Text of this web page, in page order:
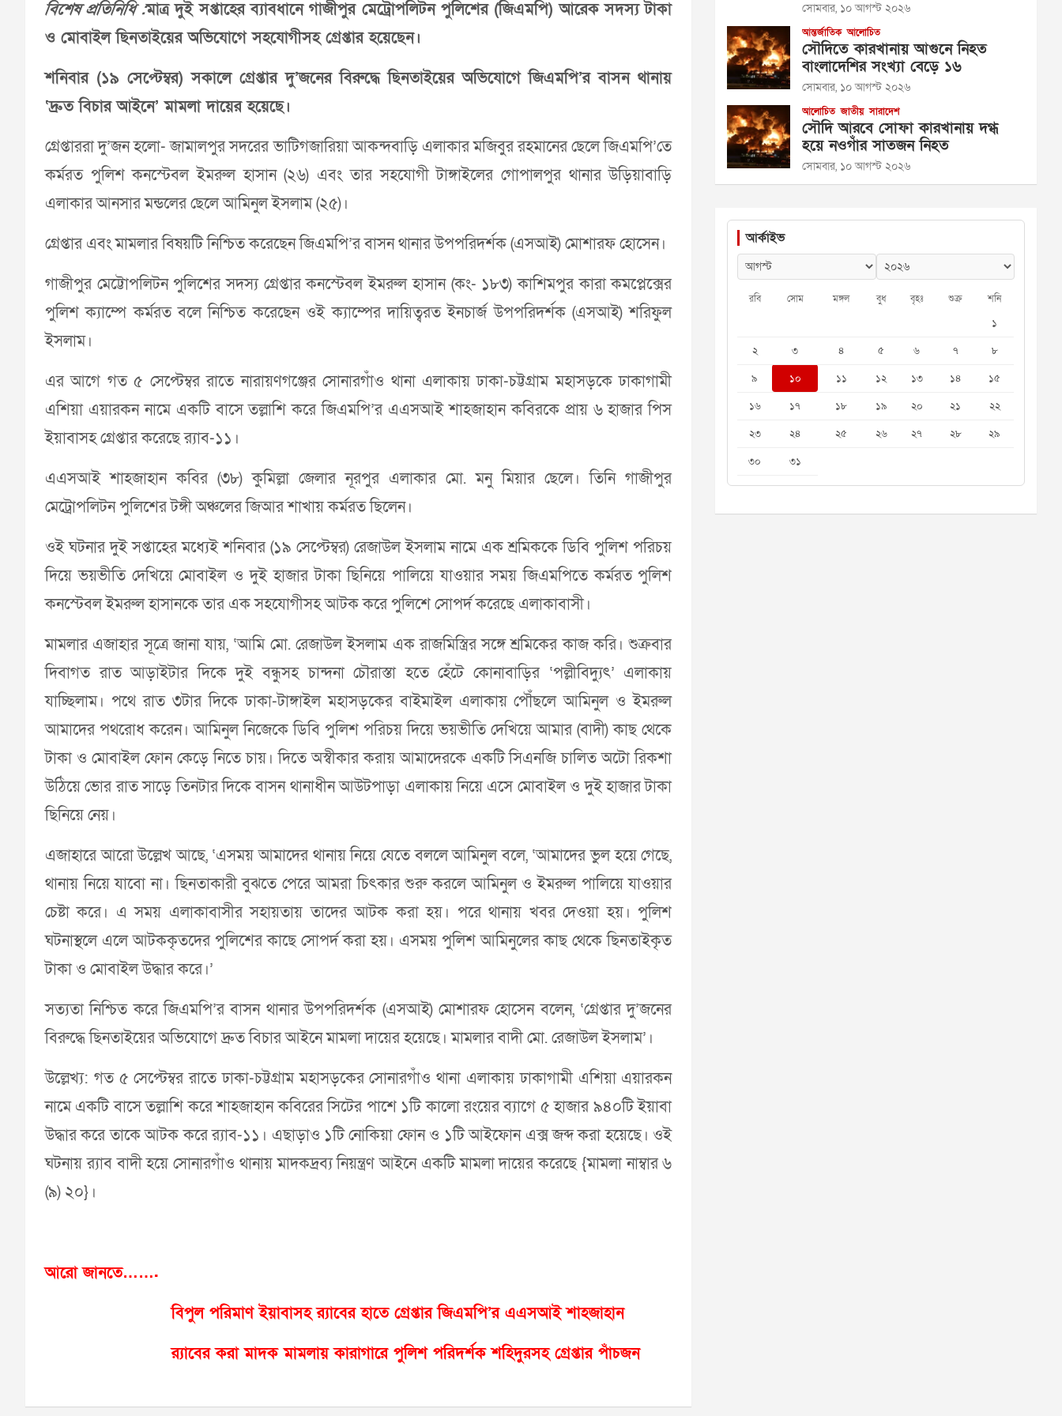
বিশেষ প্রতিনিধি :মাত্র দুই সপ্তাহের ব্যাবধানে গাজীপুর মেট্রোপলিটন পুলিশের (জিএমপি) আরেক সদস্য টাকা
ও মোবাইল ছিনতাইয়ের অভিযোগে সহযোগীসহ গ্রেপ্তার হয়েছেন।
শনিবার (১৯ সেপ্টেম্বর) সকালে গ্রেপ্তার দু’জনের বিরুদ্ধে ছিনতাইয়ের অভিযোগে জিএমপি’র বাসন থানায়
‘দ্রুত বিচার আইনে’ মামলা দায়ের হয়েছে।
গ্রেপ্তাররা দু’জন হলো- জামালপুর সদরের ভাটিগজারিয়া আকন্দবাড়ি এলাকার মজিবুর রহমানের ছেলে জিএমপি’তে
কর্মরত পুলিশ কনস্টেবল ইমরুল হাসান (২৬) এবং তার সহযোগী টাঙ্গাইলের গোপালপুর থানার উড়িয়াবাড়ি
এলাকার আনসার মন্ডলের ছেলে আমিনুল ইসলাম (২৫)।
গ্রেপ্তার এবং মামলার বিষয়টি নিশ্চিত করেছেন জিএমপি’র বাসন থানার উপপরিদর্শক (এসআই) মোশারফ হোসেন।
গাজীপুর মেট্টোপলিটন পুলিশের সদস্য গ্রেপ্তার কনস্টেবল ইমরুল হাসান (কং- ১৮৩) কাশিমপুর কারা কমপ্লেক্সের
পুলিশ ক্যাম্পে কর্মরত বলে নিশ্চিত করেছেন ওই ক্যাম্পের দায়িত্বরত ইনচার্জ উপপরিদর্শক (এসআই) শরিফুল
ইসলাম।
এর আগে গত ৫ সেপ্টেম্বর রাতে নারায়ণগঞ্জের সোনারগাঁও থানা এলাকায় ঢাকা-চট্টগ্রাম মহাসড়কে ঢাকাগামী
এশিয়া এয়ারকন নামে একটি বাসে তল্লাশি করে জিএমপি’র এএসআই শাহজাহান কবিরকে প্রায় ৬ হাজার পিস
ইয়াবাসহ গ্রেপ্তার করেছে র‌্যাব-১১।
এএসআই শাহজাহান কবির (৩৮) কুমিল্লা জেলার নূরপুর এলাকার মো. মনু মিয়ার ছেলে। তিনি গাজীপুর
মেট্রোপলিটন পুলিশের টঙ্গী অঞ্চলের জিআর শাখায় কর্মরত ছিলেন।
ওই ঘটনার দুই সপ্তাহের মধ্যেই শনিবার (১৯ সেপ্টেম্বর) রেজাউল ইসলাম নামে এক শ্রমিককে ডিবি পুলিশ পরিচয়
দিয়ে ভয়ভীতি দেখিয়ে মোবাইল ও দুই হাজার টাকা ছিনিয়ে পালিয়ে যাওয়ার সময় জিএমপিতে কর্মরত পুলিশ
কনস্টেবল ইমরুল হাসানকে তার এক সহযোগীসহ আটক করে পুলিশে সোপর্দ করেছে এলাকাবাসী।
মামলার এজাহার সূত্রে জানা যায়, ‘আমি মো. রেজাউল ইসলাম এক রাজমিস্ত্রির সঙ্গে শ্রমিকের কাজ করি। শুক্রবার
দিবাগত রাত আড়াইটার দিকে দুই বন্ধুসহ চান্দনা চৌরাস্তা হতে হেঁটে কোনাবাড়ির ‘পল্লীবিদ্যুৎ’ এলাকায়
যাচ্ছিলাম। পথে রাত ৩টার দিকে ঢাকা-টাঙ্গাইল মহাসড়কের বাইমাইল এলাকায় পৌঁছলে আমিনুল ও ইমরুল
আমাদের পথরোধ করেন। আমিনুল নিজেকে ডিবি পুলিশ পরিচয় দিয়ে ভয়ভীতি দেখিয়ে আমার (বাদী) কাছ থেকে
টাকা ও মোবাইল ফোন কেড়ে নিতে চায়। দিতে অস্বীকার করায় আমাদেরকে একটি সিএনজি চালিত অটো রিকশা
উঠিয়ে ভোর রাত সাড়ে তিনটার দিকে বাসন থানাধীন আউটপাড়া এলাকায় নিয়ে এসে মোবাইল ও দুই হাজার টাকা
ছিনিয়ে নেয়।
এজাহারে আরো উল্লেখ আছে, ‘এসময় আমাদের থানায় নিয়ে যেতে বললে আমিনুল বলে, ‘আমাদের ভুল হয়ে গেছে,
থানায় নিয়ে যাবো না। ছিনতাকারী বুঝতে পেরে আমরা চিৎকার শুরু করলে আমিনুল ও ইমরুল পালিয়ে যাওয়ার
চেষ্টা করে। এ সময় এলাকাবাসীর সহায়তায় তাদের আটক করা হয়। পরে থানায় খবর দেওয়া হয়। পুলিশ
ঘটনাস্থলে এলে আটককৃতদের পুলিশের কাছে সোপর্দ করা হয়। এসময় পুলিশ আমিনুলের কাছ থেকে ছিনতাইকৃত
টাকা ও মোবাইল উদ্ধার করে।’
সত্যতা নিশ্চিত করে জিএমপি’র বাসন থানার উপপরিদর্শক (এসআই) মোশারফ হোসেন বলেন, ‘গ্রেপ্তার দু’জনের
বিরুদ্ধে ছিনতাইয়ের অভিযোগে দ্রুত বিচার আইনে মামলা দায়ের হয়েছে। মামলার বাদী মো. রেজাউল ইসলাম’।
উল্লেখ্য: গত ৫ সেপ্টেম্বর রাতে ঢাকা-চট্টগ্রাম মহাসড়কের সোনারগাঁও থানা এলাকায় ঢাকাগামী এশিয়া এয়ারকন
নামে একটি বাসে তল্লাশি করে শাহজাহান কবিরের সিটের পাশে ১টি কালো রংয়ের ব্যাগে ৫ হাজার ৯৪০টি ইয়াবা
উদ্ধার করে তাকে আটক করে র‌্যাব-১১। এছাড়াও ১টি নোকিয়া ফোন ও ১টি আইফোন এক্স জব্দ করা হয়েছে। ওই
ঘটনায় র‌্যাব বাদী হয়ে সোনারগাঁও থানায় মাদকদ্রব্য নিয়ন্ত্রণ আইনে একটি মামলা দায়ের করেছে {মামলা নাম্বার ৬
(৯) ২০}।
আরো জানতে…….
বিপুল পরিমাণ ইয়াবাসহ র‍্যাবের হাতে গ্রেপ্তার জিএমপি’র এএসআই শাহজাহান
র‍্যাবের করা মাদক মামলায় কারাগারে পুলিশ পরিদর্শক শহিদুরসহ গ্রেপ্তার পাঁচজন
সোমবার, ১০ আগস্ট ২০২৬
আন্তর্জাতিক আলোচিত
সৌদিতে কারখানায় আগুনে নিহত
বাংলাদেশির সংখ্যা বেড়ে ১৬
সোমবার, ১০ আগস্ট ২০২৬
আলোচিত জাতীয় সারাদেশ
সৌদি আরবে সোফা কারখানায় দগ্ধ
হয়ে নওগাঁর সাতজন নিহত
সোমবার, ১০ আগস্ট ২০২৬
আর্কাইভ
রবি সোম মঙ্গল বুধ বৃহঃ শুক্র শনি
১
২
৩ ৪ ৫ ৬ ৭
৮
৯
১০ ১১ ১২ ১৩ ১৪
১৫
১৬
১৭ ১৮ ১৯ ২০ ২১
২২
২৩
২৪ ২৫ ২৬ ২৭ ২৮
২৯
৩০
৩১